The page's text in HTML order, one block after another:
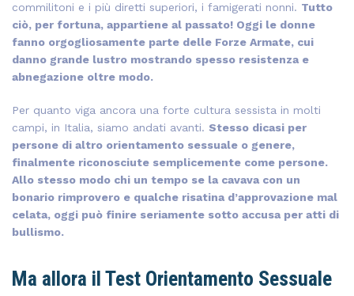
commilitoni e i più diretti superiori, i famigerati nonni. Tutto
ciò, per fortuna, appartiene al passato! Oggi le donne
fanno orgogliosamente parte delle Forze Armate, cui
danno grande lustro mostrando spesso resistenza e
abnegazione oltre modo.
Per quanto viga ancora una forte cultura sessista in molti
campi, in Italia, siamo andati avanti. Stesso dicasi per
persone di altro orientamento sessuale o genere,
finalmente riconosciute semplicemente come persone.
Allo stesso modo chi un tempo se la cavava con un
bonario rimprovero e qualche risatina d’approvazione mal
celata, oggi può finire seriamente sotto accusa per atti di
bullismo.
Ma allora il Test Orientamento Sessuale